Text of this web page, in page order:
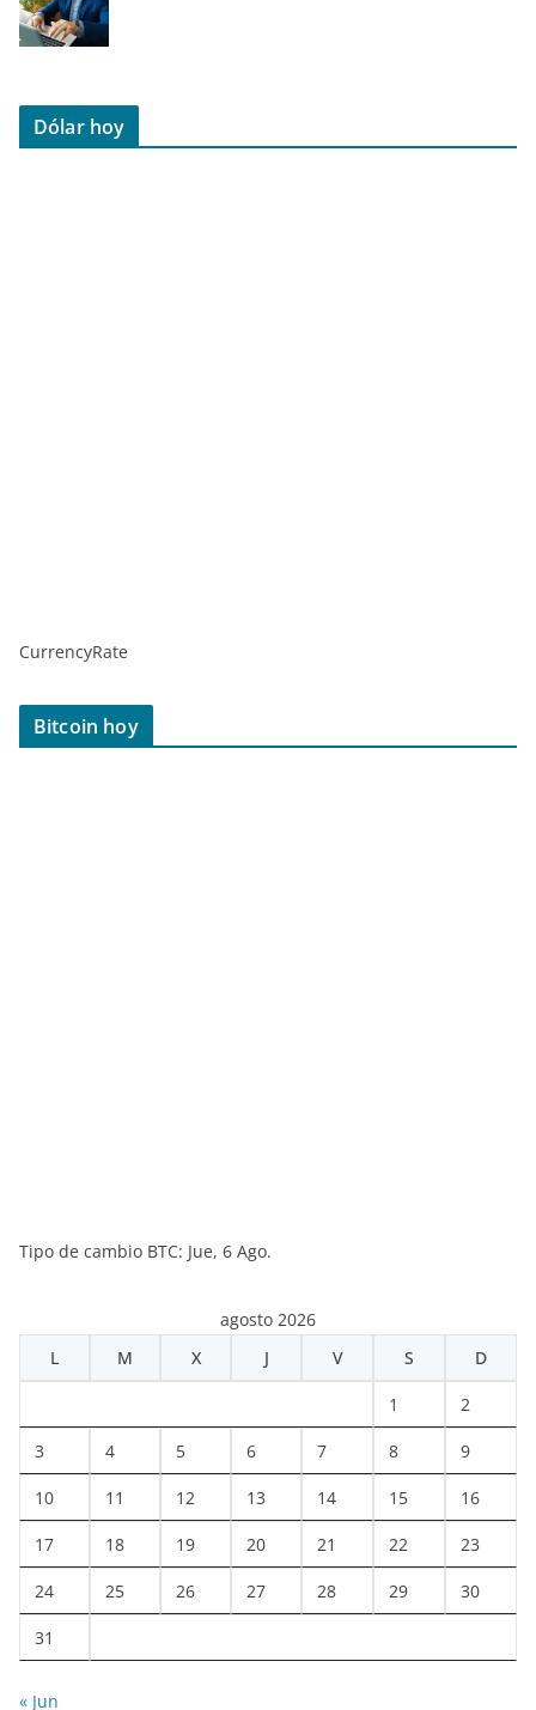
Dólar hoy
CurrencyRate
Bitcoin hoy
Tipo de cambio BTC: Jue, 6 Ago.
agosto 2026
L
M X J V S D
1 2
3 4 5 6 7 8 9
10 11 12 13 14 15 16
17 18 19 20 21 22 23
24 25 26 27 28 29 30
31
« Jun